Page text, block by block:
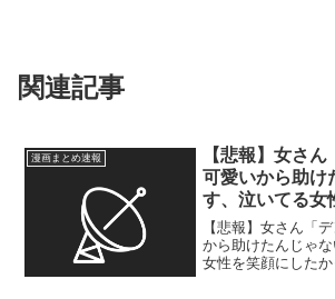
関連記事
漫画まとめ速報
【悲報】女さ
可愛いから助け
す、泣いてる女
ったんですよ」
【悲報】女さん「
から助けたんじゃ
女性を笑顔にした